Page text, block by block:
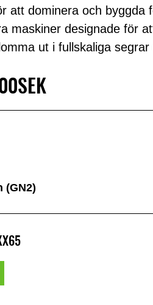
att dominera och byggda
maskiner designade för
ut i fullskaliga
(GN2)